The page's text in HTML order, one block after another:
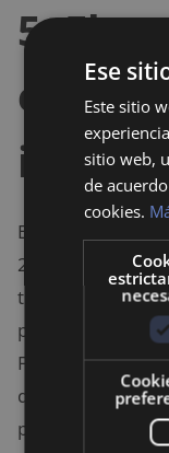
5.El
el
El
2025 se
tendencias en el
plataformas de
Facebook y
directamente a
publicaciones y
Ese
Este sitio
sitio web,
de
cookies.